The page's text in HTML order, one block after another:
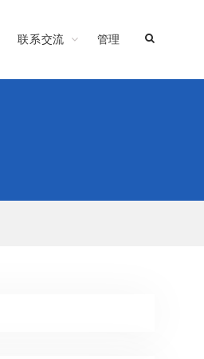
联系交流 管理